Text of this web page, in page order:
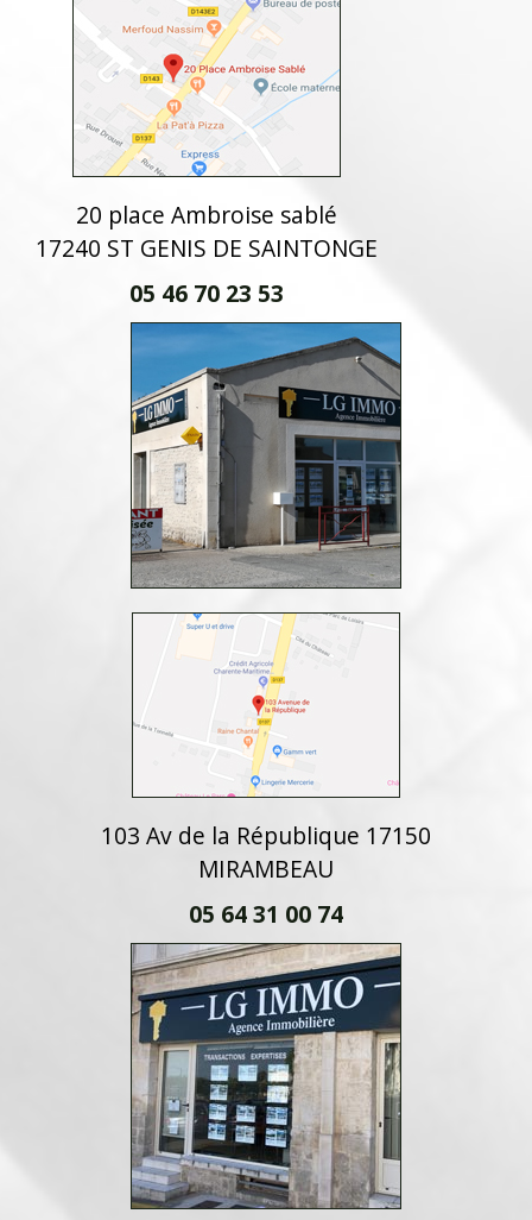
20 place Ambroise sablé
17240 ST GENIS DE SAINTONGE
05 46 70 23 53
103 Av de la République 17150
MIRAMBEAU
05 64 31 00 74